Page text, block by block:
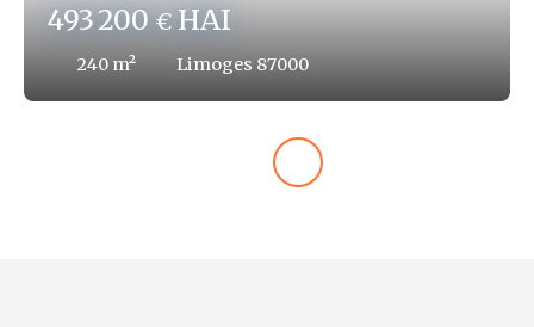
493 200€HAI
240 m² Limoges 87000